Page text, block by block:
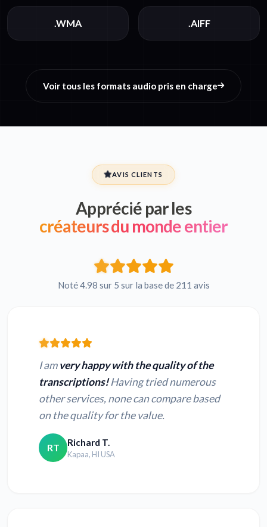
.WMA .AIFF
Voir tous les formats audio pris en charge
AVIS CLIENTS
Apprécié par les
créateurs du monde entier
Noté 4.98 sur 5 sur la base de 211 avis
I amvery happy with the quality of the
transcriptions!Having tried numerous
other services, none can compare based
on the quality for the value.
RT Richard T.
Kapaa, HI USA